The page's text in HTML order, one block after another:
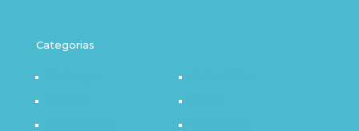
Categorias